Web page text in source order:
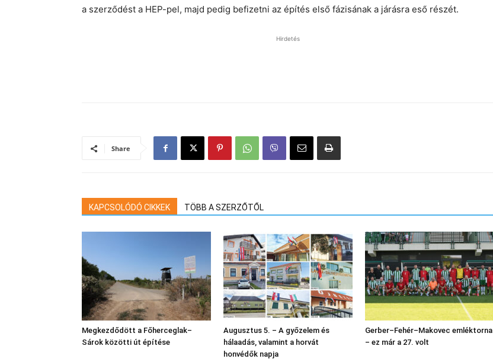
a szerződést a HEP-pel, majd pedig befizetni az építés első fázisának a járásra eső részét.
Hirdetés
Share
KAPCSOLÓDÓ CIKKEK TÖBB A SZERZŐTŐL
Megkezdődött a Főherceglak–
Sárok közötti út építése
Augusztus 5. – A győzelem és
hálaadás, valamint a horvát
honvédők napja
Gerber–Fehér–Makovec emléktorna
– ez már a 27. volt